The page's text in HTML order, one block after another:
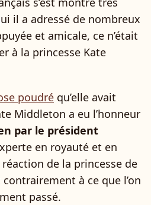
il a adressé de nombreux
et amicale, ce n’était
à la princesse Kate
poudré qu’elle avait
Middleton a eu l’honneur
par le président
en royauté et en
de la princesse de
contrairement à ce que l’on
passé.